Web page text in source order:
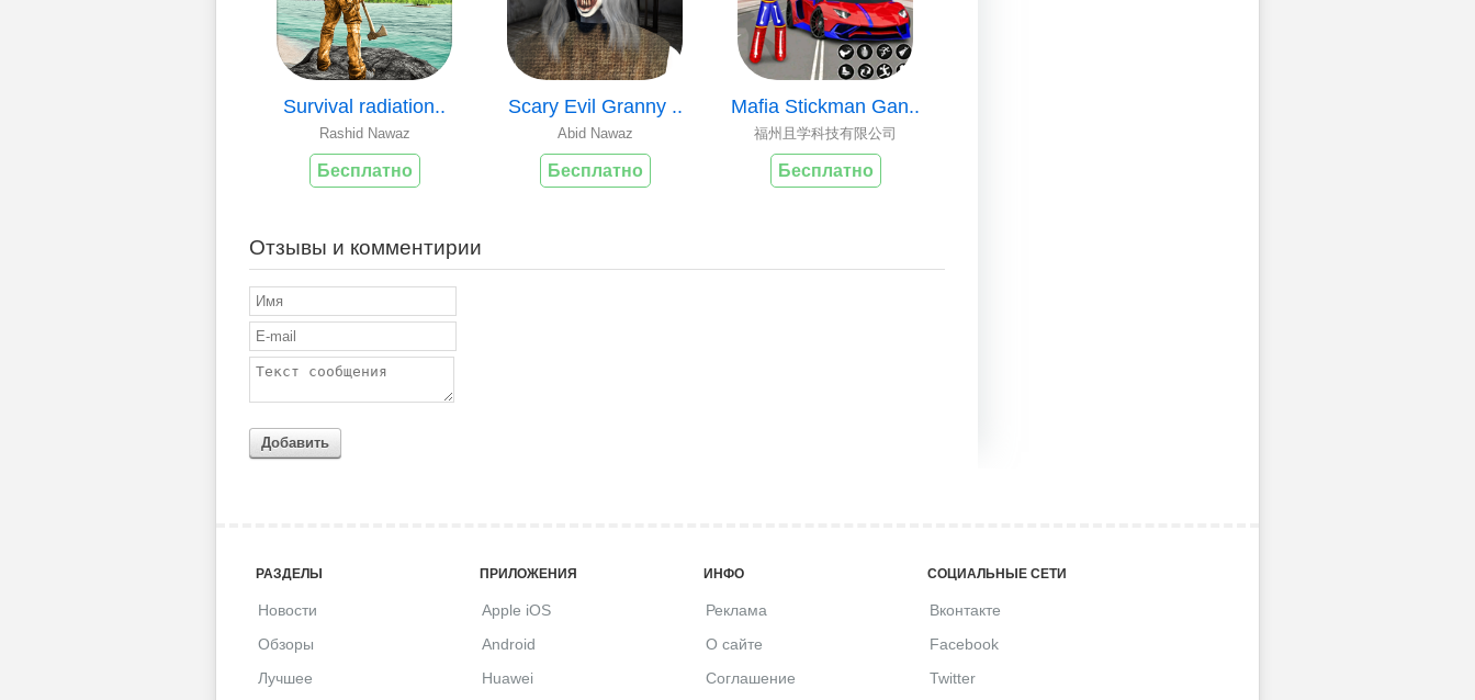
Survival radiation..
Rashid Nawaz
Бесплатно
Scary Evil Granny ..
Abid Nawaz
Бесплатно
Mafia Stickman Gan..
福州且学科技有限公司
Бесплатно
Отзывы и комментирии
Добавить
РАЗДЕЛЫ
Новости
Обзоры
Лучшее
ПРИЛОЖЕНИЯ
Apple iOS
Android
Huawei
ИНФО
Реклама
О сайте
Соглашение
СОЦИАЛЬНЫЕ СЕТИ
Вконтакте
Facebook
Twitter